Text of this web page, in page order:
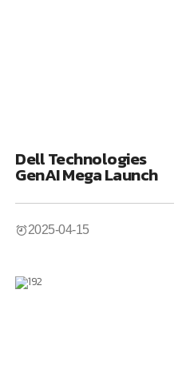
Dell Technologies
GenAI Mega Launch
2025-04-15